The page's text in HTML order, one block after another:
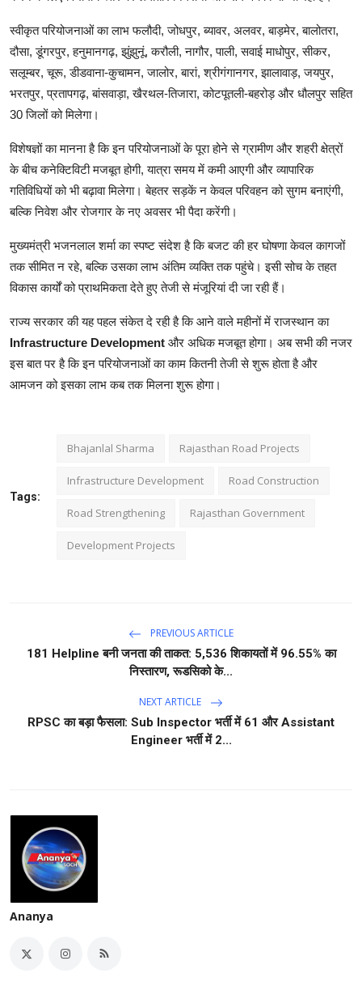
स्वीकृत परियोजनाओं का लाभ फलौदी, जोधपुर, ब्यावर, अलवर, बाड़मेर, बालोतरा,
दौसा, डूंगरपुर, हनुमानगढ़, झुंझुनूं, करौली, नागौर, पाली, सवाई माधोपुर, सीकर,
सलूम्बर, चूरू, डीडवाना-कुचामन, जालोर, बारां, श्रीगंगानगर, झालावाड़, जयपुर,
भरतपुर, प्रतापगढ़, बांसवाड़ा, खैरथल-तिजारा, कोटपूतली-बहरोड़ और धौलपुर सहित
30 जिलों को मिलेगा।
विशेषज्ञों का मानना है कि इन परियोजनाओं के पूरा होने से ग्रामीण और शहरी क्षेत्रों
के बीच कनेक्टिविटी मजबूत होगी, यात्रा समय में कमी आएगी और व्यापारिक
गतिविधियों को भी बढ़ावा मिलेगा। बेहतर सड़कें न केवल परिवहन को सुगम बनाएंगी,
बल्कि निवेश और रोजगार के नए अवसर भी पैदा करेंगी।
मुख्यमंत्री भजनलाल शर्मा का स्पष्ट संदेश है कि बजट की हर घोषणा केवल कागजों
तक सीमित न रहे, बल्कि उसका लाभ अंतिम व्यक्ति तक पहुंचे। इसी सोच के तहत
विकास कार्यों को प्राथमिकता देते हुए तेजी से मंजूरियां दी जा रही हैं।
राज्य सरकार की यह पहल संकेत दे रही है कि आने वाले महीनों में राजस्थान का
Infrastructure Development और अधिक मजबूत होगा। अब सभी की नजर
इस बात पर है कि इन परियोजनाओं का काम कितनी तेजी से शुरू होता है और
आमजन को इसका लाभ कब तक मिलना शुरू होगा।
Tags:
Bhajanlal Sharma Rajasthan Road Projects
Infrastructure Development Road Construction
Road Strengthening Rajasthan Government
Development Projects
PREVIOUS ARTICLE
181 Helpline बनी जनता की ताकत: 5,536 शिकायतों में 96.55% का
निस्तारण, रूडसिको के...
NEXT ARTICLE
RPSC का बड़ा फैसला: Sub Inspector भर्ती में 61 और Assistant
Engineer भर्ती में 2...
Ananya